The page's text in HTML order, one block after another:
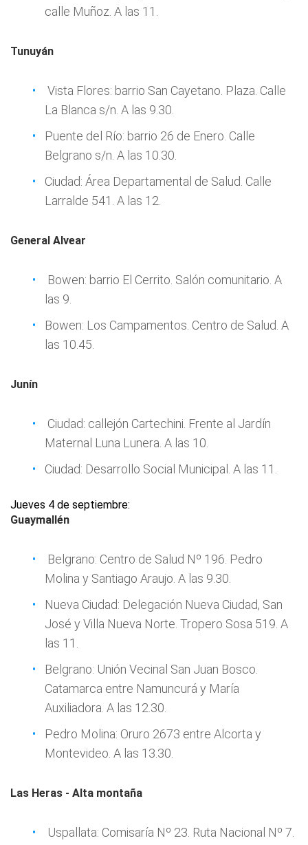
calle Muñoz. A las 11.
Tunuyán
Vista Flores: barrio San Cayetano. Plaza. Calle
La Blanca s/n. A las 9.30.
Puente del Río: barrio 26 de Enero. Calle
Belgrano s/n. A las 10.30.
Ciudad: Área Departamental de Salud. Calle
Larralde 541. A las 12.
General Alvear
Bowen: barrio El Cerrito. Salón comunitario. A
las 9.
Bowen: Los Campamentos. Centro de Salud. A
las 10.45.
Junín
Ciudad: callejón Cartechini. Frente al Jardín
Maternal Luna Lunera. A las 10.
Ciudad: Desarrollo Social Municipal. A las 11.
Jueves 4 de septiembre:
Guaymallén
Belgrano: Centro de Salud Nº 196. Pedro
Molina y Santiago Araujo. A las 9.30.
Nueva Ciudad: Delegación Nueva Ciudad, San
José y Villa Nueva Norte. Tropero Sosa 519. A
las 11.
Belgrano: Unión Vecinal San Juan Bosco.
Catamarca entre Namuncurá y María
Auxiliadora. A las 12.30.
Pedro Molina: Oruro 2673 entre Alcorta y
Montevideo. A las 13.30.
Las Heras - Alta montaña
Uspallata: Comisaría Nº 23. Ruta Nacional Nº 7.